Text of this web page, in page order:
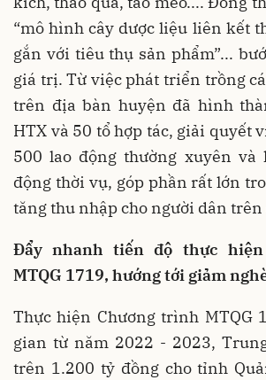
“mô hình cây dược liệu liên kết
gắn với tiêu thụ sản phẩm”...
giá trị. Từ việc phát triển trồng
trên địa bàn huyện đã hình
HTX và 50 tổ hợp tác, giải quyết
500 lao động thường xuyên và
động thời vụ, góp phần rất lớn
tăng thu nhập cho người dân
Đẩy nhanh tiến độ thực
MTQG 1719, hướng tới giảm
Thực hiện Chương trình MTQG
gian từ năm 2022 - 2023,
trên 1.200 tỷ đồng cho tỉnh